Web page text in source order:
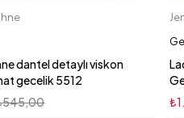
dantel detaylı viskon
gecelik 5512
545,00 ₺